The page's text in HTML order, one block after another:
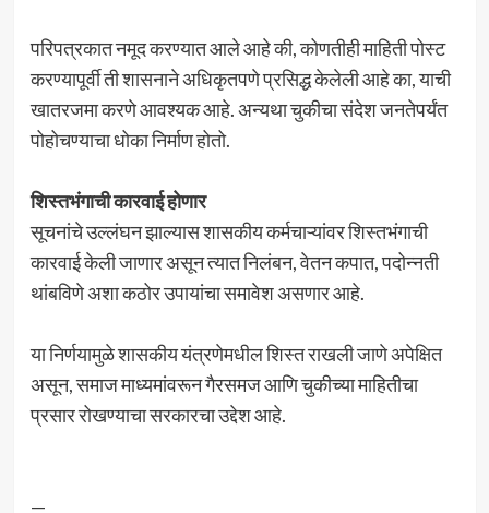
परिपत्रकात नमूद करण्यात आले आहे की, कोणतीही माहिती पोस्ट
करण्यापूर्वी ती शासनाने अधिकृतपणे प्रसिद्ध केलेली आहे का, याची
खातरजमा करणे आवश्यक आहे. अन्यथा चुकीचा संदेश जनतेपर्यंत
पोहोचण्याचा धोका निर्माण होतो.
शिस्तभंगाची कारवाई होणार
सूचनांचे उल्लंघन झाल्यास शासकीय कर्मचाऱ्यांवर शिस्तभंगाची
कारवाई केली जाणार असून त्यात निलंबन, वेतन कपात, पदोन्नती
थांबविणे अशा कठोर उपायांचा समावेश असणार आहे.
या निर्णयामुळे शासकीय यंत्रणेमधील शिस्त राखली जाणे अपेक्षित
असून, समाज माध्यमांवरून गैरसमज आणि चुकीच्या माहितीचा
प्रसार रोखण्याचा सरकारचा उद्देश आहे.
—